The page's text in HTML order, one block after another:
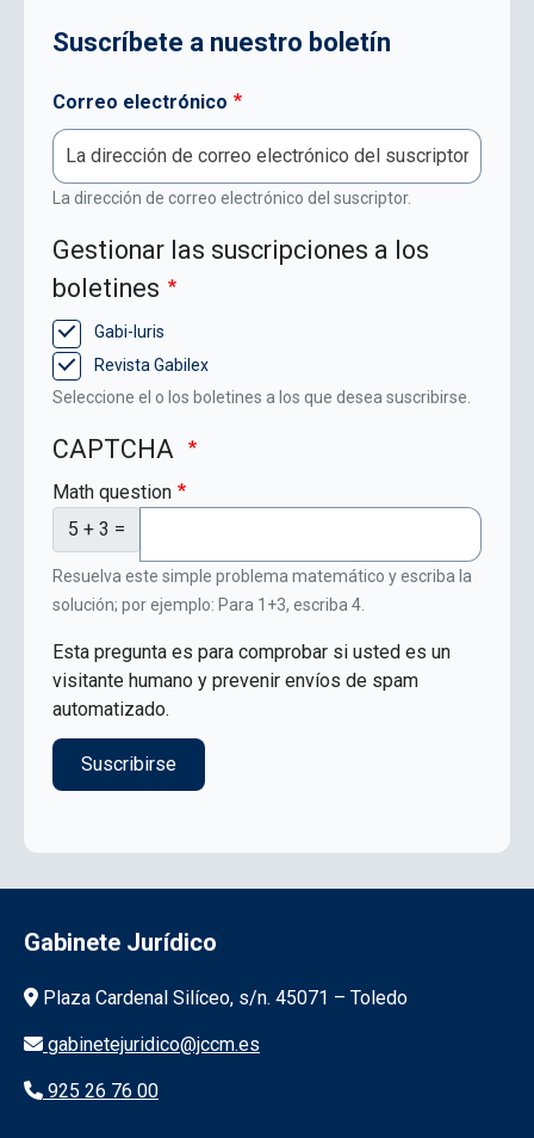
Suscríbete a nuestro boletín
Correo electrónico
La dirección de correo electrónico del suscriptor.
Gestionar las suscripciones a los
boletines
Gabi-Iuris
Revista Gabilex
Seleccione el o los boletines a los que desea suscribirse.
CAPTCHA
Math question
5 + 3 =
Resuelva este simple problema matemático y escriba la
solución; por ejemplo: Para 1+3, escriba 4.
Esta pregunta es para comprobar si usted es un
visitante humano y prevenir envíos de spam
automatizado.
Gabinete Jurídico
Información de la institución
Plaza Cardenal Silíceo, s/n. 45071 – Toledo
gabinetejuridico@jccm.es
925 26 76 00